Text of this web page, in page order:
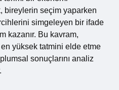
bireylerin seçim yaparken
simgeleyen bir ifade
kazanır. Bu kavram,
en yüksek tatmini elde etme
sonuçlarını analiz